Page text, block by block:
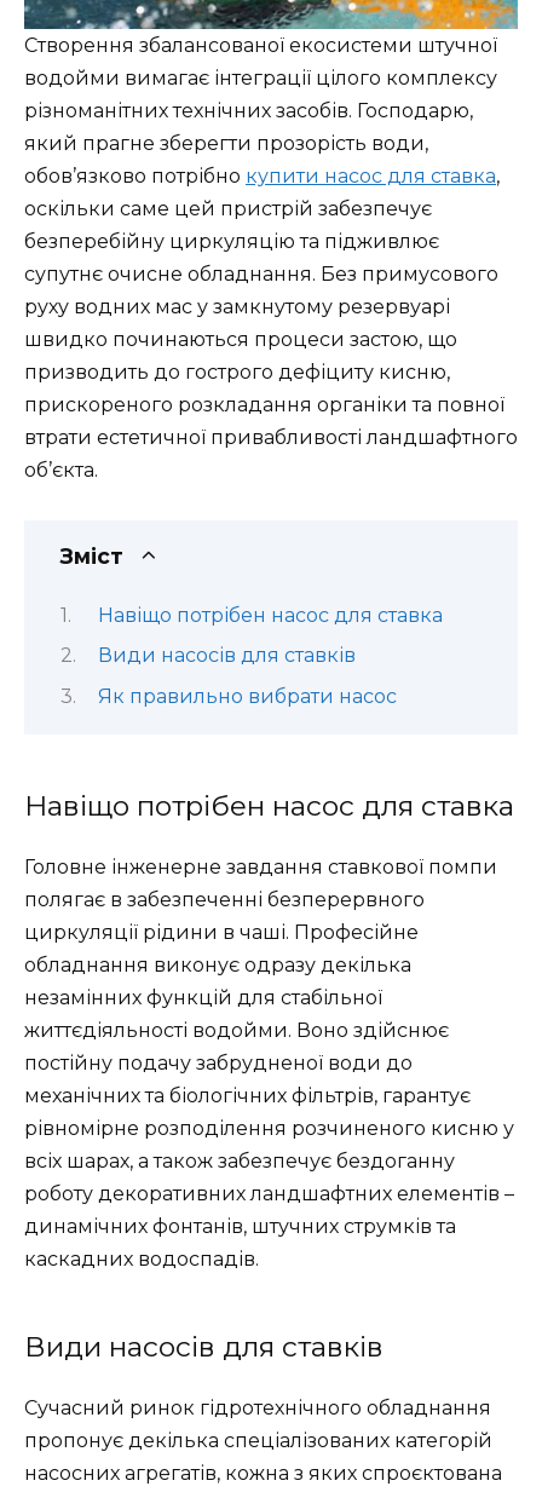
Створення збалансованої екосистеми штучної
водойми вимагає інтеграції цілого комплексу
різноманітних технічних засобів. Господарю,
який прагне зберегти прозорість води,
обов’язково потрібно купити насос для ставка,
оскільки саме цей пристрій забезпечує
безперебійну циркуляцію та підживлює
супутнє очисне обладнання. Без примусового
руху водних мас у замкнутому резервуарі
швидко починаються процеси застою, що
призводить до гострого дефіциту кисню,
прискореного розкладання органіки та повної
втрати естетичної привабливості ландшафтного
об’єкта.
Зміст
Навіщо потрібен насос для ставка
Види насосів для ставків
Як правильно вибрати насос
Навіщо потрібен насос для ставка
Головне інженерне завдання ставкової помпи
полягає в забезпеченні безперервного
циркуляції рідини в чаші. Професійне
обладнання виконує одразу декілька
незамінних функцій для стабільної
життєдіяльності водойми. Воно здійснює
постійну подачу забрудненої води до
механічних та біологічних фільтрів, гарантує
рівномірне розподілення розчиненого кисню у
всіх шарах, а також забезпечує бездоганну
роботу декоративних ландшафтних елементів –
динамічних фонтанів, штучних струмків та
каскадних водоспадів.
Види насосів для ставків
Сучасний ринок гідротехнічного обладнання
пропонує декілька спеціалізованих категорій
насосних агрегатів, кожна з яких спроєктована